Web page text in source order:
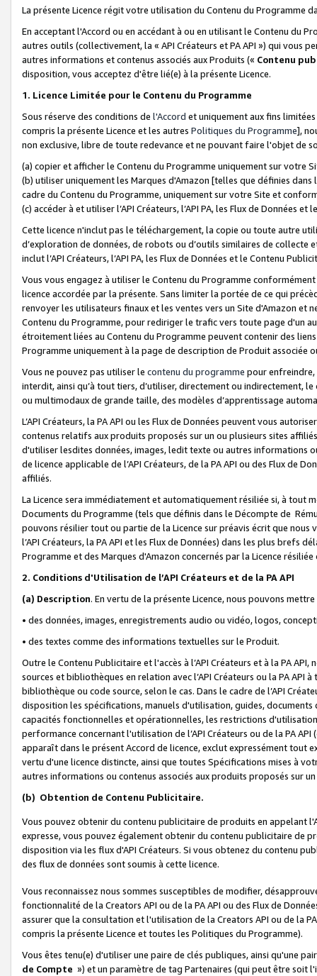
La présente Licence régit votre utilisation du Contenu du Programme
En acceptant l'Accord ou en accédant à ou en utilisant le Contenu du
autres outils (collectivement, la « API Créateurs et PA API ») qui vous
autres informations et contenus associés aux Produits (« Contenu
disposition, vous acceptez d'être lié(e) à la présente Licence.
1. Licence Limitée pour le Contenu du Programme
Sous réserve des conditions de l'Accord et uniquement aux fins
compris la présente Licence et les autres Politiques du Programme],
non exclusive, libre de toute redevance et ne pouvant faire l'objet de
(a) copier et afficher le Contenu du Programme uniquement sur votre
(b) utiliser uniquement les Marques d'Amazon [telles que définies dans
cadre du Contenu du Programme, uniquement sur votre Site et
(c) accéder à et utiliser l’API Créateurs, l’API PA, les Flux de Données
Cette licence n'inclut pas le téléchargement, la copie ou toute autre
d’exploration de données, de robots ou d’outils similaires de
inclut l’API Créateurs, l’API PA, les Flux de Données et le Contenu
Vous vous engagez à utiliser le Contenu du Programme
licence accordée par la présente. Sans limiter la portée de ce qui
renvoyer les utilisateurs finaux et les ventes vers un Site d'Amazon et
Contenu du Programme, pour rediriger le trafic vers toute page d'un
étroitement liées au Contenu du Programme peuvent contenir des
Programme uniquement à la page de description de Produit associée
Vous ne pouvez pas utiliser le contenu du programme pour
interdit, ainsi qu’à tout tiers, d’utiliser, directement ou indirectement,
ou multimodaux de grande taille, des modèles d’apprentissage
L’API Créateurs, la PA API ou les Flux de Données peuvent vous
contenus relatifs aux produits proposés sur un ou plusieurs sites
d'utiliser lesdites données, images, ledit texte ou autres informations
de licence applicable de l’API Créateurs, de la PA API ou des Flux de
affiliés.
La Licence sera immédiatement et automatiquement résiliée si, à
Documents du Programme (tels que définis dans le Décompte de
pouvons résilier tout ou partie de la Licence sur préavis écrit que
l’API Créateurs, la PA API et les Flux de Données) dans les plus
Programme et des Marques d'Amazon concernés par la Licence
2. Conditions d'Utilisation de l’API Créateurs et de la PA API
(a) Description. En vertu de la présente Licence, nous pouvons
• des données, images, enregistrements audio ou vidéo, logos,
• des textes comme des informations textuelles sur le Produit.
Outre le Contenu Publicitaire et l'accès à l’API Créateurs et à la PA
sources et bibliothèques en relation avec l’API Créateurs ou la PA
bibliothèque ou code source, selon le cas. Dans le cadre de l’API
disposition les spécifications, manuels d'utilisation, guides,
capacités fonctionnelles et opérationnelles, les restrictions
performance concernant l'utilisation de l’API Créateurs ou de la PA
apparaît dans le présent Accord de licence, exclut expressément tout
vertu d'une licence distincte, ainsi que toutes Spécifications mises à
autres informations ou contenus associés aux produits proposés sur
(b) Obtention de Contenu Publicitaire.
Vous pouvez obtenir du contenu publicitaire de produits en appelant
expresse, vous pouvez également obtenir du contenu publicitaire de
disposition via les flux d'API Créateurs. Si vous obtenez du contenu
des flux de données sont soumis à cette licence.
Vous reconnaissez nous sommes susceptibles de modifier,
fonctionnalité de la Creators API ou de la PA API ou des Flux de
assurer que la consultation et l'utilisation de la Creators API ou de la
compris la présente Licence et toutes les Politiques du Programme).
Vous êtes tenu(e) d'utiliser une paire de clés publiques, ainsi qu'une
de Compte ») et un paramètre de tag Partenaires (qui peut être soit